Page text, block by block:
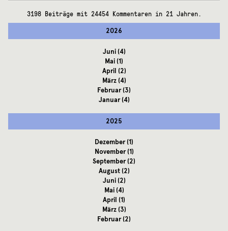
3198 Beiträge mit 24454 Kommentaren in 21 Jahren.
2026
Juni(4)
Mai(1)
April (2)
März(4)
Februar(3)
Januar(4)
2025
Dezember(1)
November(1)
September(2)
August(2)
Juni(2)
Mai(4)
April (1)
März(3)
Februar(2)